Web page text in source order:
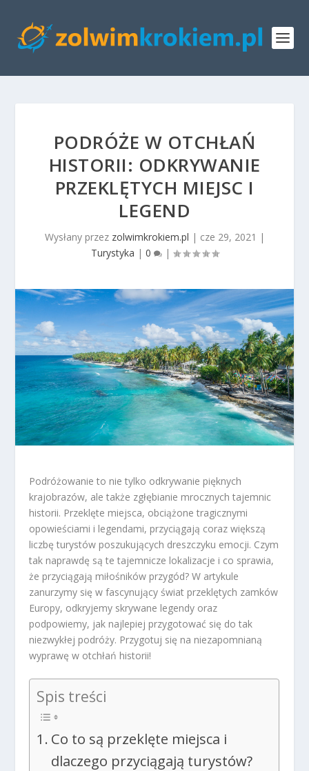
PODRÓŻE W OTCHŁAŃ
HISTORII: ODKRYWANIE
PRZEKLĘTYCH MIEJSC I
LEGEND
Wysłany przez zolwimkrokiem.pl | cze 29, 2021 |
Turystyka | 0 |
Podróżowanie to nie tylko odkrywanie pięknych
krajobrazów, ale także zgłębianie mrocznych tajemnic
historii. Przeklęte miejsca, obciążone tragicznymi
opowieściami i legendami, przyciągają coraz większą
liczbę turystów poszukujących dreszczyku emocji. Czym
tak naprawdę są te tajemnicze lokalizacje i co sprawia,
że przyciągają miłośników przygód? W artykule
zanurzymy się w fascynujący świat przeklętych zamków
Europy, odkryjemy skrywane legendy oraz
podpowiemy, jak najlepiej przygotować się do tak
niezwykłej podróży. Przygotuj się na niezapomnianą
wyprawę w otchłań historii!
Spis treści
Co to są przeklęte miejsca i
dlaczego przyciągają turystów?